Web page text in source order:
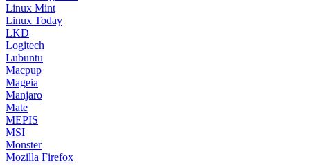
Linux Mint
Linux Today
LKD
Logitech
Lubuntu
Macpup
Mageia
Manjaro
Mate
MEPIS
MSI
Monster
Mozilla Firefox